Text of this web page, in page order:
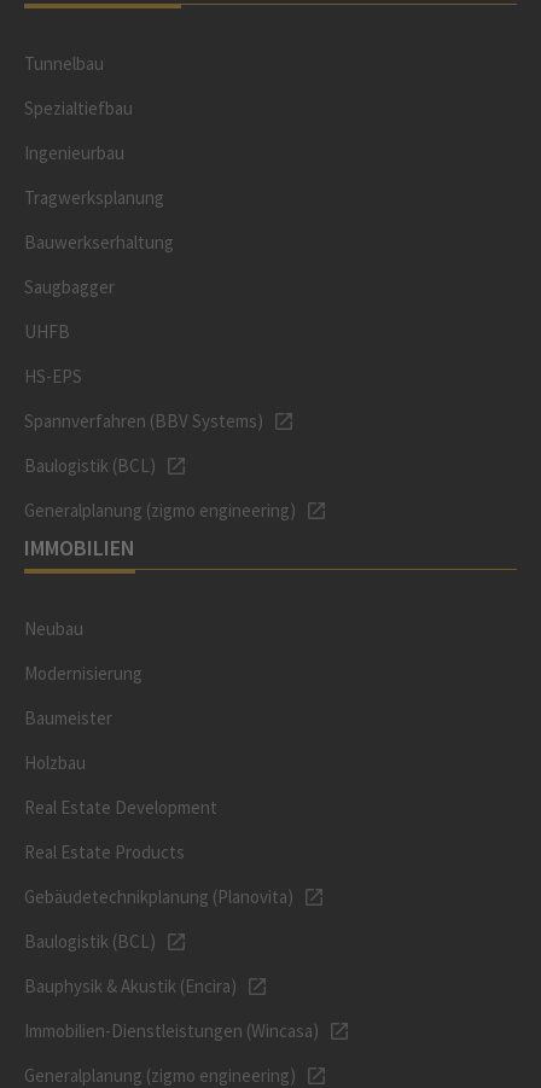
Tunnelbau
Spezialtiefbau
Ingenieurbau
Tragwerksplanung
Bauwerkserhaltung
Saugbagger
UHFB
HS-EPS
Spannverfahren (BBV Systems)
Baulogistik (BCL)
Generalplanung (zigmo engineering)
IMMOBILIEN
Neubau
Modernisierung
Baumeister
Holzbau
Real Estate Development
Real Estate Products
Gebäudetechnikplanung (Planovita)
Baulogistik (BCL)
Bauphysik & Akustik (Encira)
Immobilien-Dienstleistungen (Wincasa)
Generalplanung (zigmo engineering)